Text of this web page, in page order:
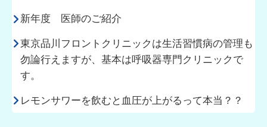
新年度 医師のご紹介
東京品川フロントクリニックは生活習慣病の管理も
勿論行えますが、基本は呼吸器専門クリニックで
す。
レモンサワーを飲むと血圧が上がるって本当？？